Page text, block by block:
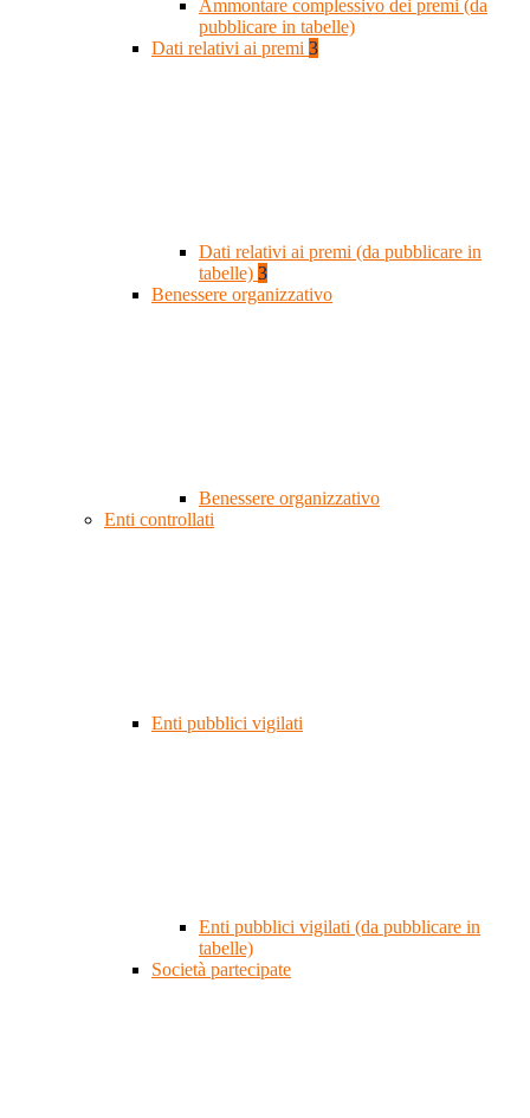
Ammontare complessivo dei premi (da
pubblicare in tabelle)
Dati relativi ai premi 3
Dati relativi ai premi (da pubblicare in
tabelle) 3
Benessere organizzativo
Benessere organizzativo
Enti controllati
Enti pubblici vigilati
Enti pubblici vigilati (da pubblicare in
tabelle)
Società partecipate